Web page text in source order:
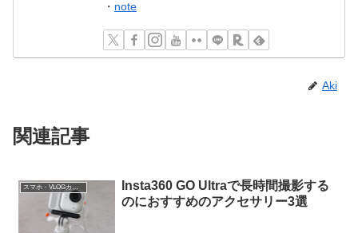
・ note
Aki
関連記事
Insta360 GO Ultraで長時間撮影する
のにおすすめのアクセサリー3選